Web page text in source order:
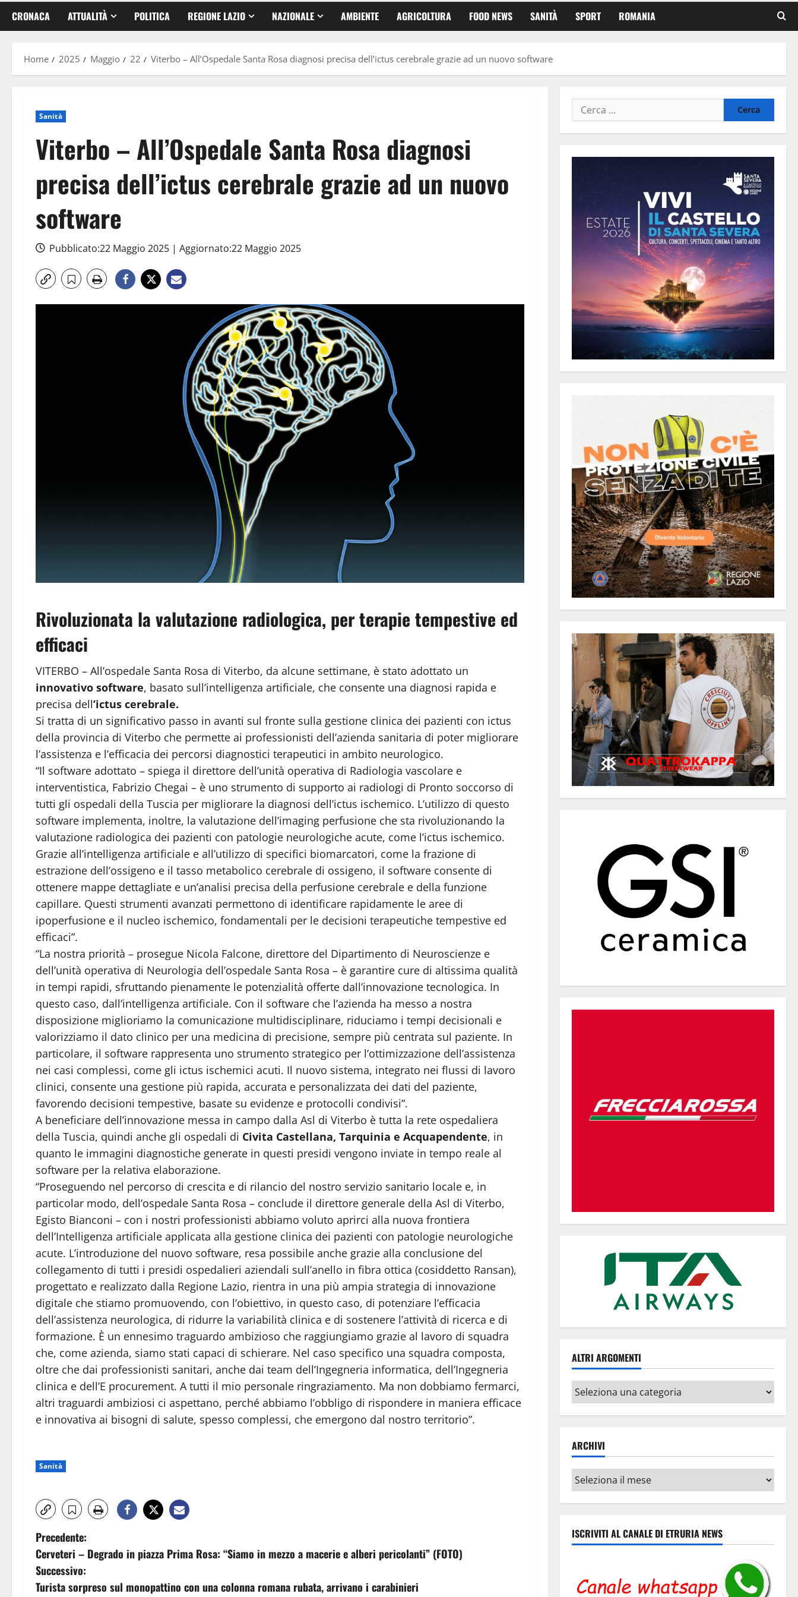
CRONACA ATTUALITÀ POLITICA REGIONE LAZIO NAZIONALE AMBIENTE AGRICOLTURA FOOD NEWS SANITÀ SPORT ROMANIA
Home 2025 Maggio 22 Viterbo – All’Ospedale Santa Rosa diagnosi precisa dell’ictus cerebrale grazie ad un nuovo software
Sanità
Viterbo – All’Ospedale Santa Rosa diagnosi
precisa dell’ictus cerebrale grazie ad un nuovo
software
Pubblicato:22 Maggio 2025 | Aggiornato:22 Maggio 2025
Rivoluzionata la valutazione radiologica, per terapie tempestive ed
efficaci
VITERBO – All’ospedale Santa Rosa di Viterbo, da alcune settimane, è stato adottato un
innovativo software, basato sull’intelligenza artificiale, che consente una diagnosi rapida e
precisa dell’ictus cerebrale.
Si tratta di un significativo passo in avanti sul fronte sulla gestione clinica dei pazienti con ictus
della provincia di Viterbo che permette ai professionisti dell’azienda sanitaria di poter migliorare
l’assistenza e l’efficacia dei percorsi diagnostici terapeutici in ambito neurologico.
“Il software adottato – spiega il direttore dell’unità operativa di Radiologia vascolare e
interventistica, Fabrizio Chegai – è uno strumento di supporto ai radiologi di Pronto soccorso di
tutti gli ospedali della Tuscia per migliorare la diagnosi dell’ictus ischemico. L’utilizzo di questo
software implementa, inoltre, la valutazione dell’imaging perfusione che sta rivoluzionando la
valutazione radiologica dei pazienti con patologie neurologiche acute, come l’ictus ischemico.
Grazie all’intelligenza artificiale e all’utilizzo di specifici biomarcatori, come la frazione di
estrazione dell’ossigeno e il tasso metabolico cerebrale di ossigeno, il software consente di
ottenere mappe dettagliate e un’analisi precisa della perfusione cerebrale e della funzione
capillare. Questi strumenti avanzati permettono di identificare rapidamente le aree di
ipoperfusione e il nucleo ischemico, fondamentali per le decisioni terapeutiche tempestive ed
efficaci”.
“La nostra priorità – prosegue Nicola Falcone, direttore del Dipartimento di Neuroscienze e
dell’unità operativa di Neurologia dell’ospedale Santa Rosa – è garantire cure di altissima qualità
in tempi rapidi, sfruttando pienamente le potenzialità offerte dall’innovazione tecnologica. In
questo caso, dall’intelligenza artificiale. Con il software che l’azienda ha messo a nostra
disposizione miglioriamo la comunicazione multidisciplinare, riduciamo i tempi decisionali e
valorizziamo il dato clinico per una medicina di precisione, sempre più centrata sul paziente. In
particolare, il software rappresenta uno strumento strategico per l’ottimizzazione dell’assistenza
nei casi complessi, come gli ictus ischemici acuti. Il nuovo sistema, integrato nei flussi di lavoro
clinici, consente una gestione più rapida, accurata e personalizzata dei dati del paziente,
favorendo decisioni tempestive, basate su evidenze e protocolli condivisi”.
A beneficiare dell’innovazione messa in campo dalla Asl di Viterbo è tutta la rete ospedaliera
della Tuscia, quindi anche gli ospedali di Civita Castellana, Tarquinia e Acquapendente, in
quanto le immagini diagnostiche generate in questi presidi vengono inviate in tempo reale al
software per la relativa elaborazione.
“Proseguendo nel percorso di crescita e di rilancio del nostro servizio sanitario locale e, in
particolar modo, dell’ospedale Santa Rosa – conclude il direttore generale della Asl di Viterbo,
Egisto Bianconi – con i nostri professionisti abbiamo voluto aprirci alla nuova frontiera
dell’Intelligenza artificiale applicata alla gestione clinica dei pazienti con patologie neurologiche
acute. L’introduzione del nuovo software, resa possibile anche grazie alla conclusione del
collegamento di tutti i presidi ospedalieri aziendali sull’anello in fibra ottica (cosiddetto Ransan),
progettato e realizzato dalla Regione Lazio, rientra in una più ampia strategia di innovazione
digitale che stiamo promuovendo, con l’obiettivo, in questo caso, di potenziare l’efficacia
dell’assistenza neurologica, di ridurre la variabilità clinica e di sostenere l’attività di ricerca e di
formazione. È un ennesimo traguardo ambizioso che raggiungiamo grazie al lavoro di squadra
che, come azienda, siamo stati capaci di schierare. Nel caso specifico una squadra composta,
oltre che dai professionisti sanitari, anche dai team dell’Ingegneria informatica, dell’Ingegneria
clinica e dell’E procurement. A tutti il mio personale ringraziamento. Ma non dobbiamo fermarci,
altri traguardi ambiziosi ci aspettano, perché abbiamo l’obbligo di rispondere in maniera efficace
e innovativa ai bisogni di salute, spesso complessi, che emergono dal nostro territorio”.
Sanità
N
a
v
Precedente:
Cerveteri – Degrado in piazza Prima Rosa: “Siamo in mezzo a macerie e alberi pericolanti” (FOTO)
Successivo:
Turista sorpreso sul monopattino con una colonna romana rubata, arrivano i carabinieri
Ricerca
per:
ALTRI ARGOMENTI
Altri
argomenti
ARCHIVI
Archivi
ISCRIVITI AL CANALE DI ETRURIA NEWS